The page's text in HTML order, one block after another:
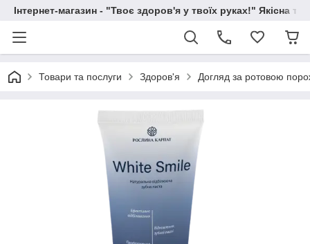
Інтернет-магазин - "Твоє здоров'я у твоїх руках!" Якісна
Товари та послуги Здоров'я Догляд за ротовою